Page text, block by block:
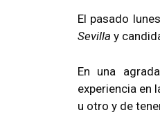
El pasado
Sevilla y
En una
experiencia en
u otro y de